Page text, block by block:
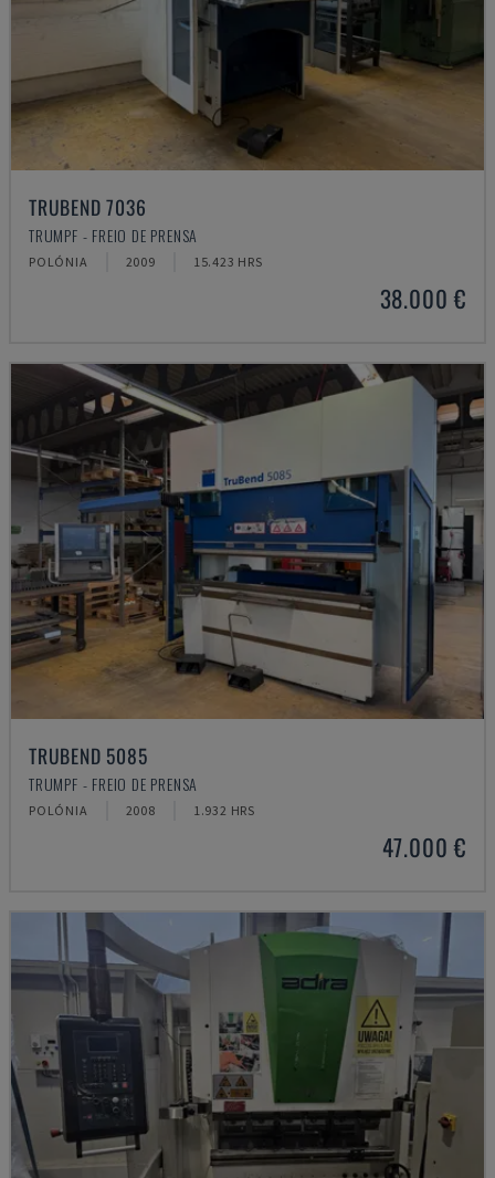
TRUBEND 7036
TRUMPF - FREIO DE PRENSA
POLÓNIA 2009 15.423 HRS
38.000 €
TRUBEND 5085
TRUMPF - FREIO DE PRENSA
POLÓNIA 2008 1.932 HRS
47.000 €